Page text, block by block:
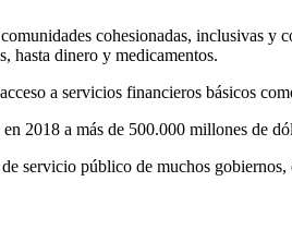
cohesionadas, inclusivas y
hasta dinero y medicamentos.
a servicios financieros básicos
2018 a más de 500.000 millones de
servicio público de muchos